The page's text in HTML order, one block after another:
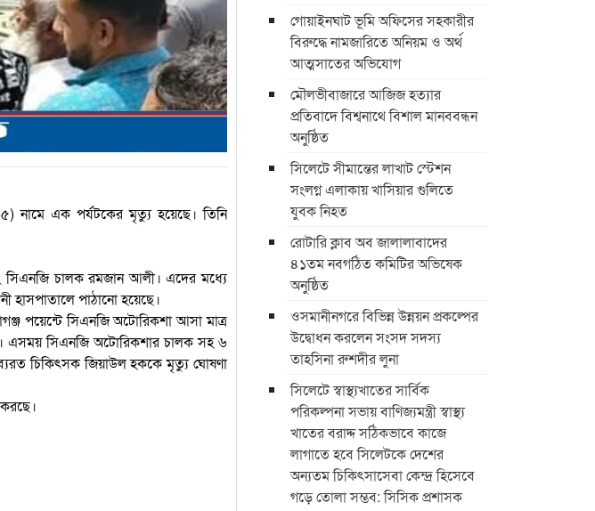
নামে এক পর্যটকের মৃত্যু হয়েছে। তিনি
সিএনজি চালক রমজান আলী। এদের মধ্যে
হাসপাতালে পাঠানো হয়েছে।
পয়েন্টে সিএনজি অটোরিকশা আসা মাত্র
এসময় সিএনজি অটোরিকশার চালক সহ ৬
চিকিৎসক জিয়াউল হককে মৃত্যু ঘোষণা
গোয়াইনঘাট ভূমি অফিসের সহকারীর
বিরুদ্ধে নামজারিতে অনিয়ম ও অর্থ
আত্মসাতের অভিযোগ
মৌলভীবাজারে আজিজ হত্যার
প্রতিবাদে বিশ্বনাথে বিশাল মানববন্ধন
অনুষ্ঠিত
সিলেটে সীমান্তের লাখাট স্টেশন
সংলগ্ন এলাকায় খাসিয়ার গুলিতে
যুবক নিহত
রোটারি ক্লাব অব জালালাবাদের
৪১তম নবগঠিত কমিটির অভিষেক
অনুষ্ঠিত
ওসমানীনগরে বিভিন্ন উন্নয়ন প্রকল্পের
উদ্বোধন করলেন সংসদ সদস্য
তাহসিনা রুশদীর লুনা
সিলেটে স্বাস্থ্যখাতের সার্বিক
পরিকল্পনা সভায় বাণিজ্যমন্ত্রী স্বাস্থ্য
খাতের বরাদ্দ সঠিকভাবে কাজে
লাগাতে হবে সিলেটকে দেশের
অন্যতম চিকিৎসাসেবা কেন্দ্র হিসেবে
গড়ে তোলা সম্ভব: সিসিক প্রশাসক